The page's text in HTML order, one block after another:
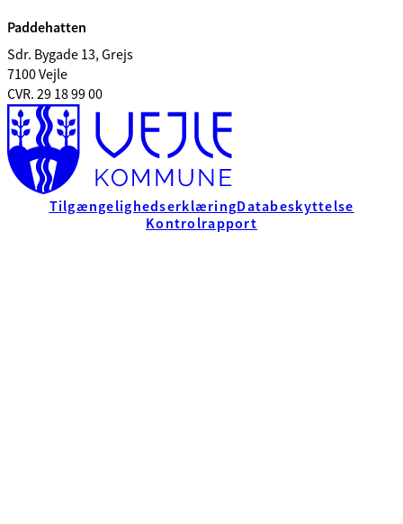
Paddehatten
Sdr. Bygade 13, Grejs
7100 Vejle
CVR. 29 18 99 00
TilgængelighedserklæringDatabeskyttelse
Kontrolrapport